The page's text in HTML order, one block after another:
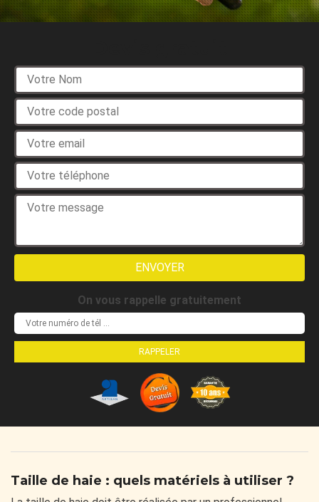
On vous rappelle gratuitement
Taille de haie : quels matériels à utiliser ?